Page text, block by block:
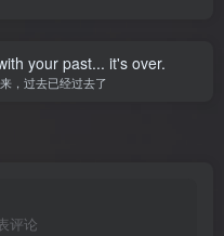
your past... it's over.
，过去已经过去了
评论